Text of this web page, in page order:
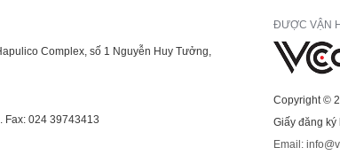
Complex, số 1 Nguyễn Huy Tưởng,
Fax: 024 39743413
ĐƯỢC VẬN
Copyright ©
Giấy đăng
Email: